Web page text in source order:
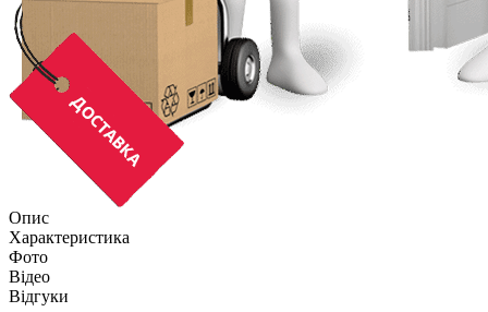
Опис
Характеристика
Фото
Відео
Відгуки